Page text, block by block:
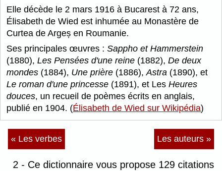
Elle décède le 2 mars 1916 à Bucarest à 72 ans,
Élisabeth de Wied est inhumée au Monastère de
Curtea de Argeș en Roumanie.
Ses principales œuvres : Sappho et Hammerstein
(1880), Les Pensées d'une reine (1882), De deux
mondes (1884), Une prière (1886),Astra (1890), et
Le roman d'une princesse (1891), et Les Heures
douces, un recueil de poèmes écrits en anglais,
publié en 1904. (Élisabeth de Wied sur Wikipédia)
« Les verbes Les auteurs »
2 - Ce dictionnaire vous propose 129 citations